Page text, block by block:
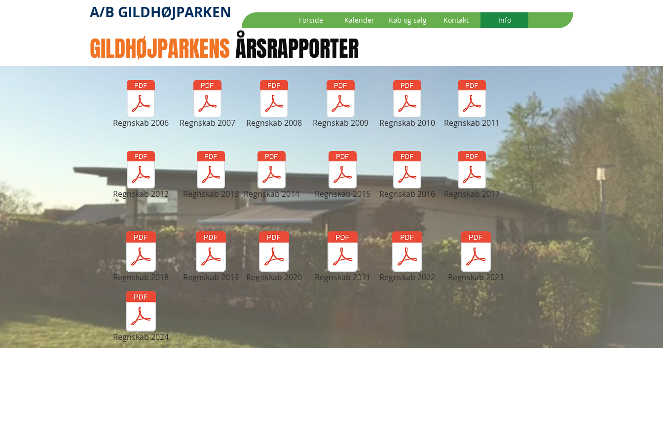
A/B GILDHØJPARKEN Forside Kalender Køb og salg Kontakt Info
GILDHØJPARKENSÅRSRAPPORTER
Regnskab 2006 Regnskab 2007 Regnskab 2008 Regnskab 2009 Regnskab 2010 Regnskab 2011
Regnskab 2012 Regnskab 2013 Regnskab 2014 Regnskab 2015 Regnskab 2016 Regnskab 2017
Regnskab 2018 Regnskab 2019 Regnskab 2020 Regnskab 2021 Regnskab 2022 Regnskab 2023
Regnskab 2024